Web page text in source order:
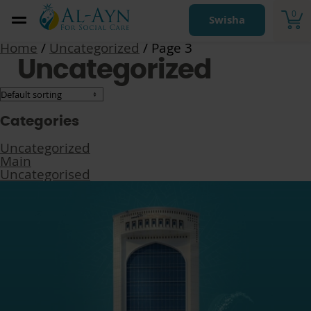
0
Swisha
Home / Uncategorized / Page 3
Uncategorized
Categories
Uncategorized
Main
Uncategorised